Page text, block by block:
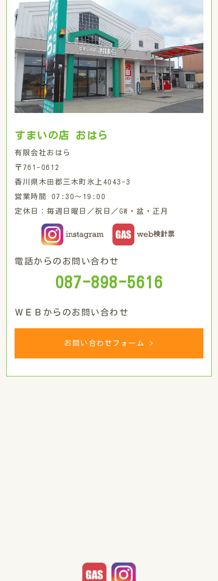
すまいの店 おはら
有限会社おはら
〒761-0612
香川県木田郡三木町氷上4043-3
営業時間 07:30〜19:00
定休日：毎週日曜日／祝日／GW・盆・正月
電話からのお問い合わせ
087-898-5616
ＷＥＢからのお問い合わせ
お問い合わせフォーム >